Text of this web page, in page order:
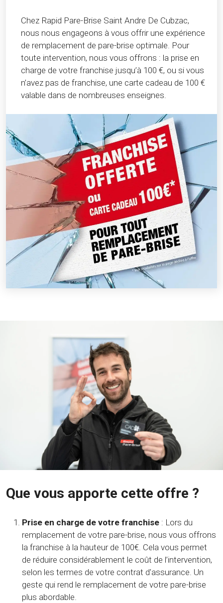
Chez Rapid Pare-Brise Saint Andre De Cubzac,
nous nous engageons à vous offrir une expérience
de remplacement de pare-brise optimale. Pour
toute intervention, nous vous offrons : la prise en
charge de votre franchise jusqu’à 100 €, ou si vous
n’avez pas de franchise, une carte cadeau de 100 €
valable dans de nombreuses enseignes.
Que vous apporte cette offre ?
Prise en charge de votre franchise : Lors du
remplacement de votre pare-brise, nous vous offrons
la franchise à la hauteur de 100€. Cela vous permet
de réduire considérablement le coût de l’intervention,
selon les termes de votre contrat d'assurance. Un
geste qui rend le remplacement de votre pare-brise
plus abordable.